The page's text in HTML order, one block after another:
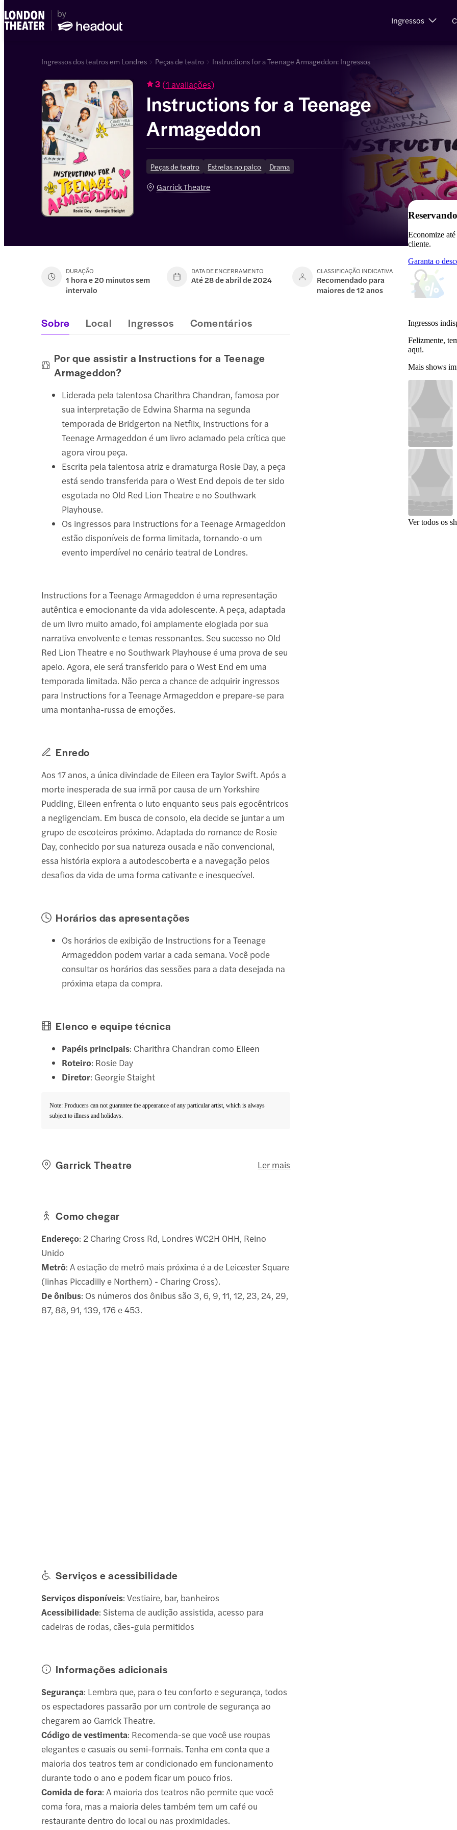
Ingressos
Ingressos dos teatros em Londres Peças de teatro Instructions for a Teenage Armageddon: Ingressos
3 (1 avaliações)
Instructions for a Teenage
Armageddon
Peças de teatro Estrelas no palco Drama
Garrick Theatre
DURAÇÃO
1 hora e 20 minutos sem
intervalo
DATA DE ENCERRAMENTO
Até 28 de abril de 2024
CLASSIFICAÇÃO INDICATIVA
Recomendado para
maiores de 12 anos
Economize
cliente.
Garanta o
Ingressos
Felizmente,
aqui.
Mais shows
Ver todos os
Sobre Local Ingressos Comentários
Por que assistir a Instructions for a Teenage
Armageddon?
Liderada pela talentosa Charithra Chandran, famosa por
sua interpretação de Edwina Sharma na segunda
temporada de Bridgerton na Netflix, Instructions for a
Teenage Armageddon é um livro aclamado pela crítica que
agora virou peça.
Escrita pela talentosa atriz e dramaturga Rosie Day, a peça
está sendo transferida para o West End depois de ter sido
esgotada no Old Red Lion Theatre e no Southwark
Playhouse.
Os ingressos para Instructions for a Teenage Armageddon
estão disponíveis de forma limitada, tornando-o um
evento imperdível no cenário teatral de Londres.
Instructions for a Teenage Armageddon é uma representação
autêntica e emocionante da vida adolescente. A peça, adaptada
de um livro muito amado, foi amplamente elogiada por sua
narrativa envolvente e temas ressonantes. Seu sucesso no Old
Red Lion Theatre e no Southwark Playhouse é uma prova de seu
apelo. Agora, ele será transferido para o West End em uma
temporada limitada. Não perca a chance de adquirir ingressos
para Instructions for a Teenage Armageddon e prepare-se para
uma montanha-russa de emoções.
Enredo
Aos 17 anos, a única divindade de Eileen era Taylor Swift. Após a
morte inesperada de sua irmã por causa de um Yorkshire
Pudding, Eileen enfrenta o luto enquanto seus pais egocêntricos
a negligenciam. Em busca de consolo, ela decide se juntar a um
grupo de escoteiros próximo. Adaptada do romance de Rosie
Day, conhecido por sua natureza ousada e não convencional,
essa história explora a autodescoberta e a navegação pelos
desafios da vida de uma forma cativante e inesquecível.
Horários das apresentações
Os horários de exibição de Instructions for a Teenage
Armageddon podem variar a cada semana. Você pode
consultar os horários das sessões para a data desejada na
próxima etapa da compra.
Elenco e equipe técnica
Papéis principais: Charithra Chandran como Eileen
Roteiro: Rosie Day
Diretor: Georgie Staight
Note: Producers can not guarantee the appearance of any particular artist, which is always
subject to illness and holidays.
Garrick Theatre Ler mais
Como chegar
Endereço: 2 Charing Cross Rd, Londres WC2H 0HH, Reino
Unido
Metrô: A estação de metrô mais próxima é a de Leicester Square
(linhas Piccadilly e Northern) - Charing Cross).
De ônibus: Os números dos ônibus são 3, 6, 9, 11, 12, 23, 24, 29,
87, 88, 91, 139, 176 e 453.
Serviços e acessibilidade
Serviços disponíveis: Vestiaire, bar, banheiros
Acessibilidade: Sistema de audição assistida, acesso para
cadeiras de rodas, cães-guia permitidos
Informações adicionais
Segurança: Lembra que, para o teu conforto e segurança, todos
os espectadores passarão por um controle de segurança ao
chegarem ao Garrick Theatre.
Código de vestimenta: Recomenda-se que você use roupas
elegantes e casuais ou semi-formais. Tenha em conta que a
maioria dos teatros tem ar condicionado em funcionamento
durante todo o ano e podem ficar um pouco frios.
Comida de fora: A maioria dos teatros não permite que você
coma fora, mas a maioria deles também tem um café ou
restaurante dentro do local ou nas proximidades.